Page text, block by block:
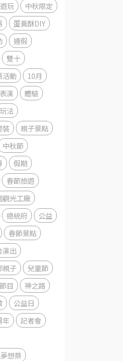
遊玩
中秋限定
蛋黃酥DIY
連假
雙十
活動
10月
表演
體驗
玩法
裝
親子景點
中秋節
假期
春節旅遊
觀光工廠
總統府
公益
春節景點
演出
親子
兒童節
節目
神之路
公益日
年
記者會
想祭